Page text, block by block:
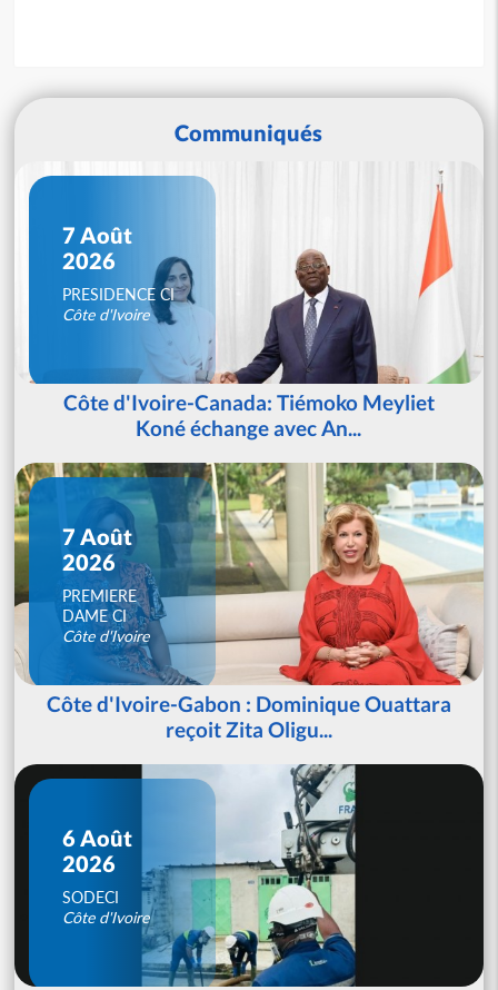
Communiqués
7 Août
2026
PRESIDENCE CI
Côte d'Ivoire
Côte d'Ivoire-Canada: Tiémoko Meyliet
Koné échange avec An...
7 Août
2026
PREMIERE
DAME CI
Côte d'Ivoire
Côte d'Ivoire-Gabon : Dominique Ouattara
reçoit Zita Oligu...
6 Août
2026
SODECI
Côte d'Ivoire